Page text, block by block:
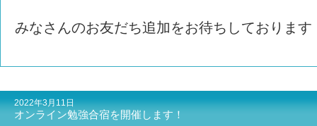
みなさんのお友だち追加をお待ちしております
2022年3月11日
オンライン勉強合宿を開催します！